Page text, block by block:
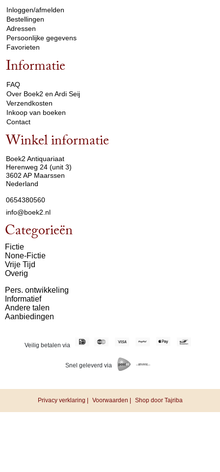
Inloggen/afmelden
Bestellingen
Adressen
Persoonlijke gegevens
Favorieten
Informatie
FAQ
Over Boek2 en Ardi Seij
Verzendkosten
Inkoop van boeken
Contact
Winkel informatie
Boek2 Antiquariaat
Herenweg 24 (unit 3)
3602 AP Maarssen
Nederland
0654380560
info@boek2.nl
Categorieën
Fictie
None-Fictie
Vrije Tijd
Overig
Pers. ontwikkeling
Informatief
Andere talen
Aanbiedingen
Veilig betalen via
Snel geleverd via
Privacy verklaring | Voorwaarden | Shop door Tajriba